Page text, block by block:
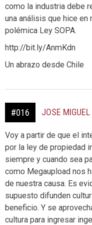
como la industria debe
una análisis que hice
polémica Ley SOPA.
http://bit.ly/AnmKdn
Un abrazo desde Chile
#016 JOSE MIGUEL
Voy a partir de que el
por la ley de propiedad
siempre y cuando sea
como Megaupload nos
de nuestra causa. Es
supuesto difunden
beneficio. Y se
cultura para ingresar